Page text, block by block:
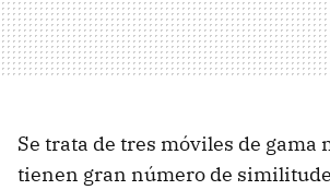
Se trata de tres móviles de gama
tienen gran número de